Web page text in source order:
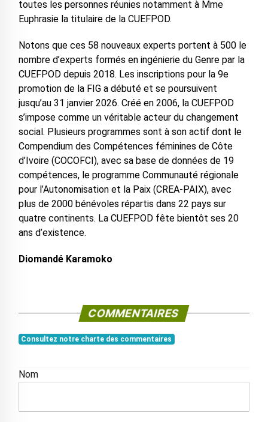
toutes les personnes réunies notamment à Mme
Euphrasie la titulaire de la CUEFPOD.
Notons que ces 58 nouveaux experts portent à 500 le
nombre d’experts formés en ingénierie du Genre par la
CUEFPOD depuis 2018. Les inscriptions pour la 9e
promotion de la FIG a débuté et se poursuivent
jusqu’au 31 janvier 2026. Créé en 2006, la CUEFPOD
s’impose comme un véritable acteur du changement
social. Plusieurs programmes sont à son actif dont le
Compendium des Compétences féminines de Côte
d’Ivoire (COCOFCI), avec sa base de données de 19
compétences, le programme Communauté régionale
pour l’Autonomisation et la Paix (CREA-PAIX), avec
plus de 2000 bénévoles répartis dans 22 pays sur
quatre continents. La CUEFPOD fête bientôt ses 20
ans d’existence.
Diomandé Karamoko
COMMENTAIRES
Consultez notre charte des commentaires
Nom